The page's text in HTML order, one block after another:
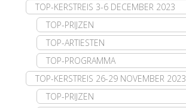
TOP-KERSTREIS 3-6 DECEMBER 2023
TOP-PRIJZEN
TOP-ARTIESTEN
TOP-PROGRAMMA
TOP-KERSTREIS 26-29 NOVEMBER 2023
TOP-PRIJZEN